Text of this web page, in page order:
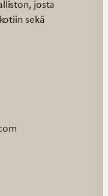
josta
sekä